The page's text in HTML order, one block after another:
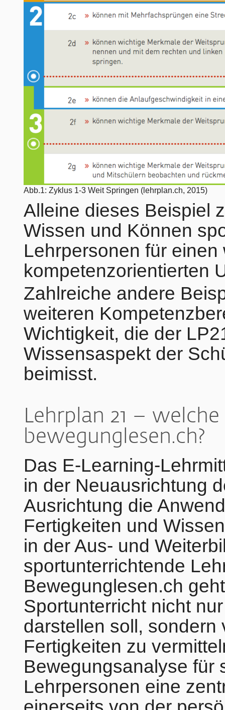
Abb.1: Zyklus 1-3 Weit Springen (lehrplan.ch, 2015)
Alleine dieses Beispiel
Wissen und Können
Lehrpersonen für einen
kompetenzorientierten
Zahlreiche andere
weiteren
Wichtigkeit, die der
Wissensaspekt der
beimisst.
Lehrplan 21 –
bewegunglesen.ch?
Das E-Learning-
in der Neuausrichtung
Ausrichtung die
Fertigkeiten und
in der Aus- und
sportunterrichtende
Bewegunglesen.ch
Sportunterricht nicht
darstellen soll, sondern
Fertigkeiten zu
Bewegungsanalyse für
Lehrpersonen eine